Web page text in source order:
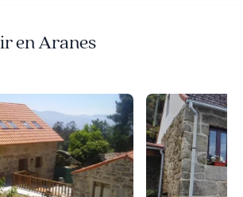
en Aranes